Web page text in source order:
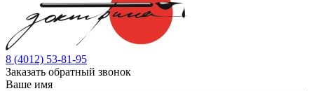
8 (4012) 53-81-95
Заказать обратный звонок
Ваше имя